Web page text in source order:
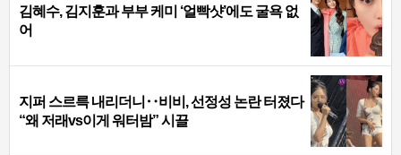
김혜수, 김지훈과 부부 케미 ‘얼빡샷’에도 굴욕 없
어
지퍼 스르륵 내리더니‥비비, 선정성 논란 터졌다
“왜 저래vs이게 워터밤” 시끌